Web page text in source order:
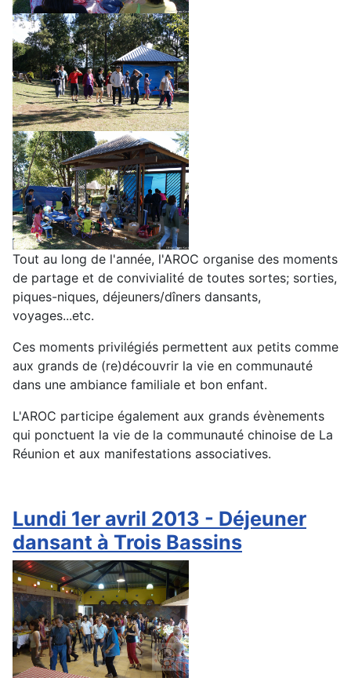
Tout au long de l'année, l'AROC organise des moments
de partage et de convivialité de toutes sortes; sorties,
piques-niques, déjeuners/dîners dansants,
voyages...etc.
Ces moments privilégiés permettent aux petits comme
aux grands de (re)découvrir la vie en communauté
dans une ambiance familiale et bon enfant.
L'AROC participe également aux grands évènements
qui ponctuent la vie de la communauté chinoise de La
Réunion et aux manifestations associatives.
Lundi 1er avril 2013 - Déjeuner
dansant à Trois Bassins